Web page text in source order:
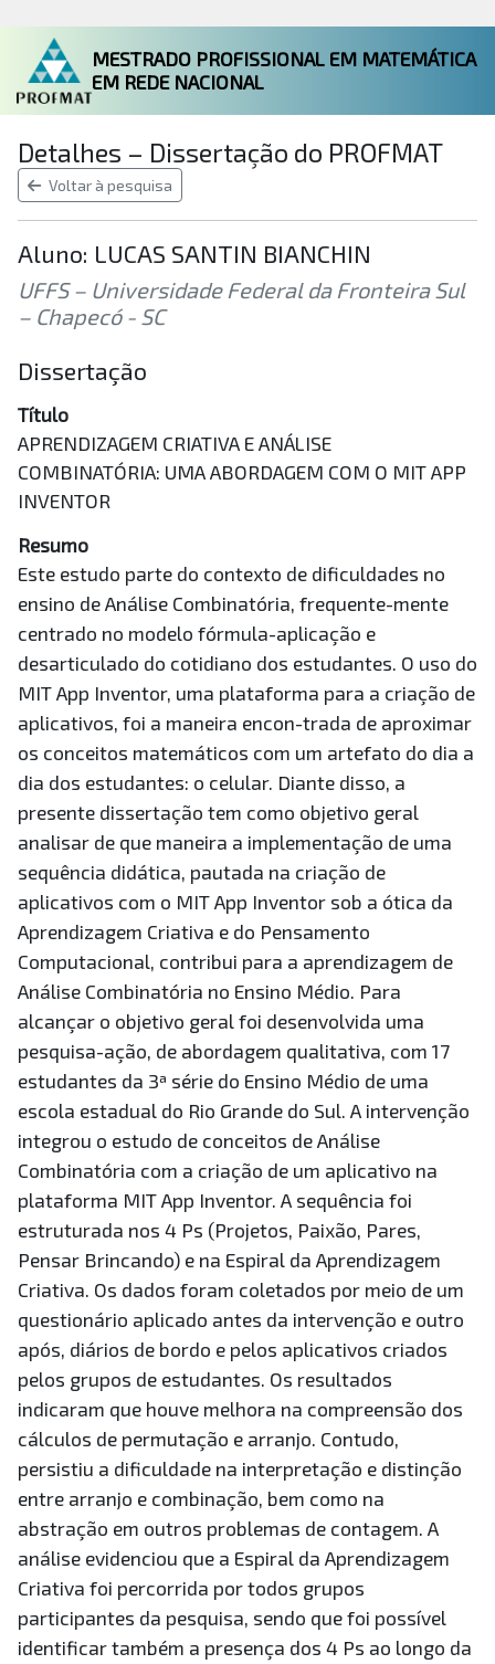
MESTRADO PROFISSIONAL EM MATEMÁTICA
EM REDE NACIONAL
Detalhes – Dissertação do PROFMAT
Voltar à pesquisa
Aluno: LUCAS SANTIN BIANCHIN
UFFS – Universidade Federal da Fronteira Sul
– Chapecó - SC
Dissertação
Título
APRENDIZAGEM CRIATIVA E ANÁLISE
COMBINATÓRIA: UMA ABORDAGEM COM O MIT APP
INVENTOR
Resumo
Este estudo parte do contexto de dificuldades no
ensino de Análise Combinatória, frequente-mente
centrado no modelo fórmula-aplicação e
desarticulado do cotidiano dos estudantes. O uso do
MIT App Inventor, uma plataforma para a criação de
aplicativos, foi a maneira encon-trada de aproximar
os conceitos matemáticos com um artefato do dia a
dia dos estudantes: o celular. Diante disso, a
presente dissertação tem como objetivo geral
analisar de que maneira a implementação de uma
sequência didática, pautada na criação de
aplicativos com o MIT App Inventor sob a ótica da
Aprendizagem Criativa e do Pensamento
Computacional, contribui para a aprendizagem de
Análise Combinatória no Ensino Médio. Para
alcançar o objetivo geral foi desenvolvida uma
pesquisa-ação, de abordagem qualitativa, com 17
estudantes da 3ª série do Ensino Médio de uma
escola estadual do Rio Grande do Sul. A intervenção
integrou o estudo de conceitos de Análise
Combinatória com a criação de um aplicativo na
plataforma MIT App Inventor. A sequência foi
estruturada nos 4 Ps (Projetos, Paixão, Pares,
Pensar Brincando) e na Espiral da Aprendizagem
Criativa. Os dados foram coletados por meio de um
questionário aplicado antes da intervenção e outro
após, diários de bordo e pelos aplicativos criados
pelos grupos de estudantes. Os resultados
indicaram que houve melhora na compreensão dos
cálculos de permutação e arranjo. Contudo,
persistiu a dificuldade na interpretação e distinção
entre arranjo e combinação, bem como na
abstração em outros problemas de contagem. A
análise evidenciou que a Espiral da Aprendizagem
Criativa foi percorrida por todos grupos
participantes da pesquisa, sendo que foi possível
identificar também a presença dos 4 Ps ao longo da